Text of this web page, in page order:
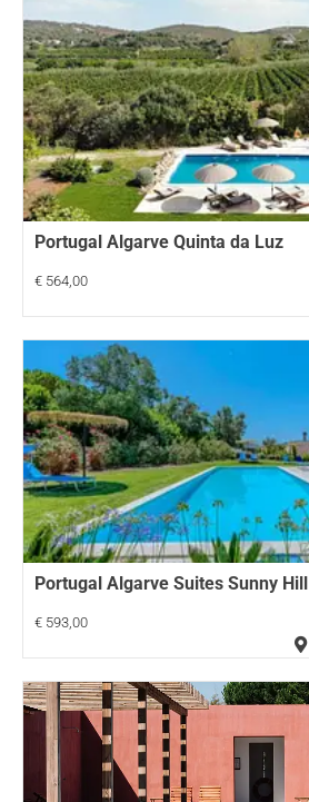
Portugal Algarve Quinta da Luz
€ 564,00
Portugal Algarve Suites Sunny Hill
€ 593,00